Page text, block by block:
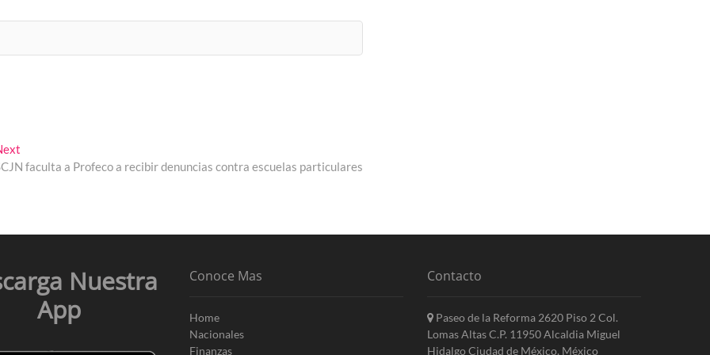
post:
faculta a Profeco a recibir denuncias contra escuelas particulares
Nuestra
App
Conoce Mas
Home
Nacionales
Finanzas
Contacto
Paseo de la Reforma 2620 Piso 2 Col.
Lomas Altas C.P. 11950 Alcaldia Miguel
Hidalgo Ciudad de México, México